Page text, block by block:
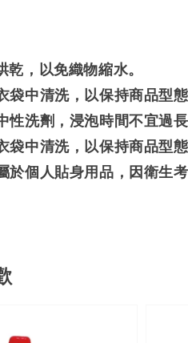
乾，以免織物縮水。
袋中清洗，以保持商品型態
性洗劑，浸泡時間不宜過
袋中清洗，以保持商品型態
於個人貼身用品，因衛生